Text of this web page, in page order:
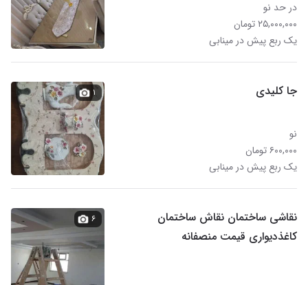
در حد نو
۲۵,۰۰۰,۰۰۰ تومان
یک ربع پیش در مینابی
جا کلیدی
نو
۶۰۰,۰۰۰ تومان
یک ربع پیش در مینابی
۱
نقاشی ساختمان نقاش ساختمان
کاغذدیواری قیمت منصفانه
۶